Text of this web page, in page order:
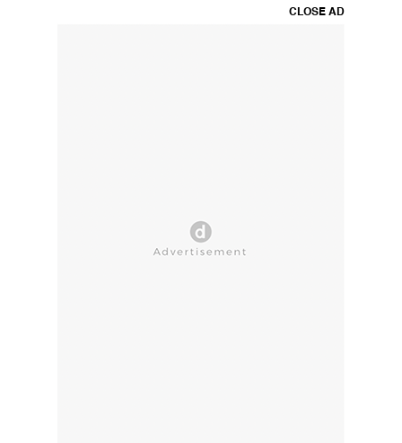
CLOSE AD